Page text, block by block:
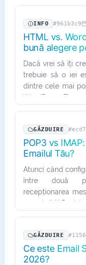
INFO
#961b3c9
HTML vs.
bună alegere
Dacă vrei să îți
trebuie să o iei
dintre cele mai
WordPress.
GĂZDUIRE
POP3 vs
Emailul Tău?
Atunci când
între două
recepționarea
v3) și IMAP
GĂZDUIRE
Ce este Email
2026?